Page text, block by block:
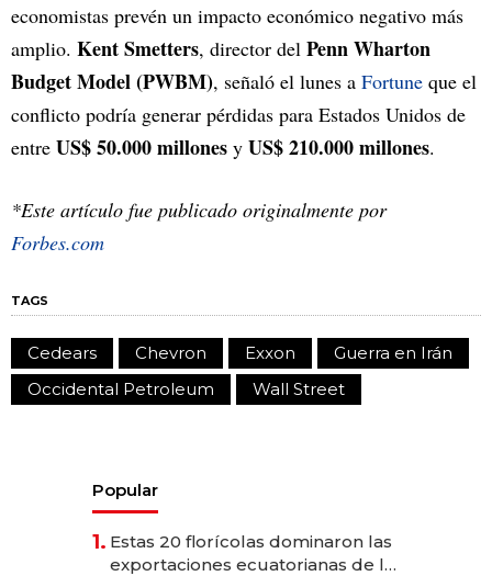
economistas prevén un impacto económico negativo más
amplio. Kent Smetters, director del Penn Wharton
Budget Model (PWBM), señaló el lunes a Fortune que el
conflicto podría generar pérdidas para Estados Unidos de
entre US$ 50.000 millones y US$ 210.000 millones.
*Este artículo fue publicado originalmente por
Forbes.com
TAGS
Cedears Chevron Exxon
Guerra en Irán
Occidental Petroleum
Wall Street
Popular
1. Estas 20 florícolas dominaron las
exportaciones ecuatorianas de la